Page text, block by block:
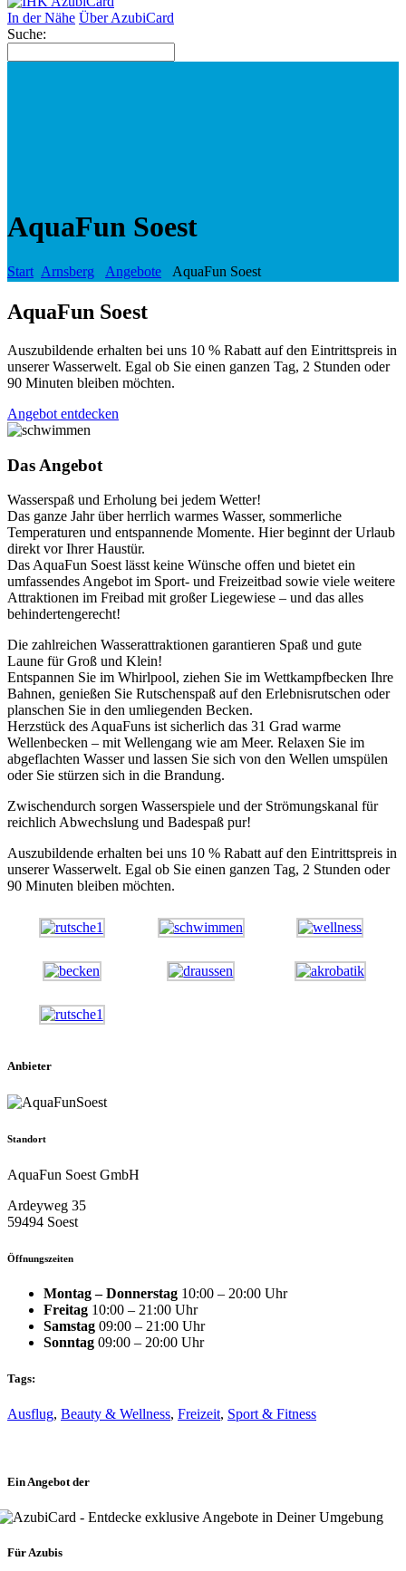
In der Nähe Über AzubiCard
Suche:
AquaFun Soest
Start Arnsberg Angebote AquaFun Soest
AquaFun Soest
Auszubildende erhalten bei uns 10 % Rabatt auf den Eintrittspreis in
unserer Wasserwelt. Egal ob Sie einen ganzen Tag, 2 Stunden oder
90 Minuten bleiben möchten.
Angebot entdecken
Das Angebot
Wasserspaß und Erholung bei jedem Wetter!
Das ganze Jahr über herrlich warmes Wasser, sommerliche
Temperaturen und entspannende Momente. Hier beginnt der Urlaub
direkt vor Ihrer Haustür.
Das AquaFun Soest lässt keine Wünsche offen und bietet ein
umfassendes Angebot im Sport- und Freizeitbad sowie viele weitere
Attraktionen im Freibad mit großer Liegewiese – und das alles
behindertengerecht!
Die zahlreichen Wasserattraktionen garantieren Spaß und gute
Laune für Groß und Klein!
Entspannen Sie im Whirlpool, ziehen Sie im Wettkampfbecken Ihre
Bahnen, genießen Sie Rutschenspaß auf den Erlebnisrutschen oder
planschen Sie in den umliegenden Becken.
Herzstück des AquaFuns ist sicherlich das 31 Grad warme
Wellenbecken – mit Wellengang wie am Meer. Relaxen Sie im
abgeflachten Wasser und lassen Sie sich von den Wellen umspülen
oder Sie stürzen sich in die Brandung.
Zwischendurch sorgen Wasserspiele und der Strömungskanal für
reichlich Abwechslung und Badespaß pur!
Auszubildende erhalten bei uns 10 % Rabatt auf den Eintrittspreis in
unserer Wasserwelt. Egal ob Sie einen ganzen Tag, 2 Stunden oder
90 Minuten bleiben möchten.
Anbieter
Standort
AquaFun Soest GmbH
Ardeyweg 35
59494 Soest
Öffnungszeiten
Montag – Donnerstag 10:00 – 20:00 Uhr
Freitag 10:00 – 21:00 Uhr
Samstag 09:00 – 21:00 Uhr
Sonntag 09:00 – 20:00 Uhr
Tags:
Ausflug, Beauty & Wellness, Freizeit, Sport & Fitness
Ein Angebot der
Für Azubis